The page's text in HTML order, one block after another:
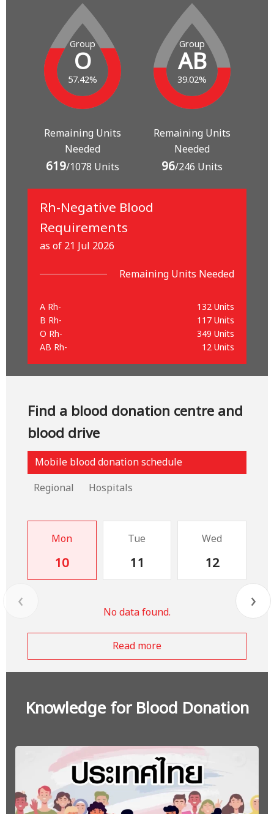
Group
O
57.42%
Remaining Units
Needed
619/1078 Units
Group
AB
39.02%
Remaining Units
Needed
96/246 Units
Rh-Negative Blood
Requirements
as of 21 Jul 2026
Remaining Units Needed
A Rh-
132 Units
B Rh-
117 Units
O Rh-
349 Units
AB Rh-
12 Units
Find a blood donation centre and
blood drive
Mobile blood donation schedule
Regional
Hospitals
Mon
10
Tue
11
Wed
12
‹ ›
No data found.
Read more
Knowledge for Blood Donation